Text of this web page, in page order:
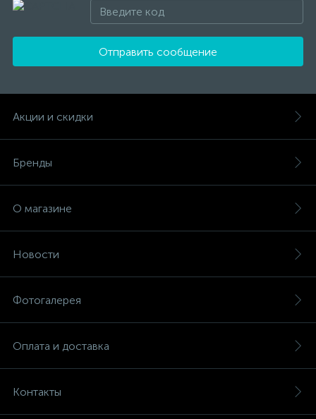
Отправить сообщение
Акции и скидки
Бренды
О магазине
Новости
Фотогалерея
Оплата и доставка
Контакты